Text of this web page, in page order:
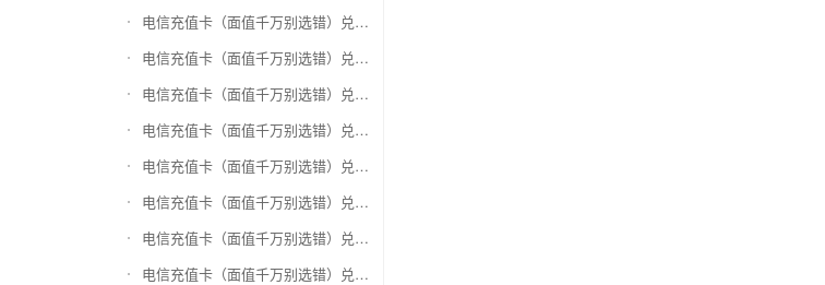
电信充值卡（面值千万别选错）兑换大众E卡通
电信充值卡（面值千万别选错）兑换杭州市民卡
电信充值卡（面值千万别选错）兑换驴妈妈礼品卡
电信充值卡（面值千万别选错）兑换永辉超市卡（限实体卡）
电信充值卡（面值千万别选错）兑换中百超市购物卡
电信充值卡（面值千万别选错）兑换爱奇艺会员激活码
电信充值卡（面值千万别选错）兑换腾讯视频会员激活码
电信充值卡（面值千万别选错）兑换优酷会员激活码